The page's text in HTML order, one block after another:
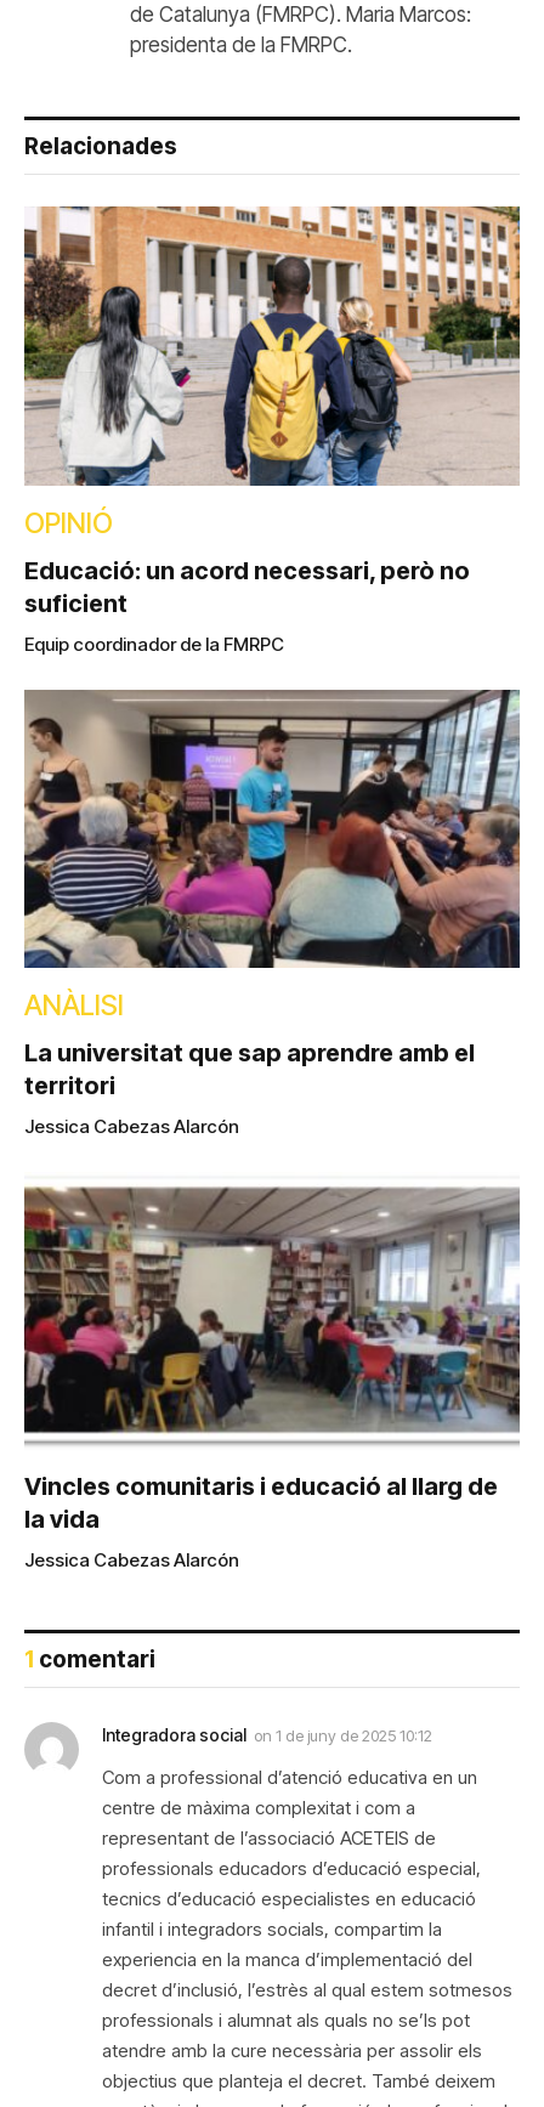
de Catalunya (FMRPC). Maria Marcos:
presidenta de la FMRPC.
Relacionades
OPINIÓ
Educació: un acord necessari, però no
suficient
Equip coordinador de la FMRPC
ANÀLISI
La universitat que sap aprendre amb el
territori
Jessica Cabezas Alarcón
Vincles comunitaris i educació al llarg de
la vida
Jessica Cabezas Alarcón
1 comentari
Integradora social on 1 de juny de 2025 10:12
Com a professional d’atenció educativa en un
centre de màxima complexitat i com a
representant de l’associació ACETEIS de
professionals educadors d’educació especial,
tecnics d’educació especialistes en educació
infantil i integradors socials, compartim la
experiencia en la manca d’implementació del
decret d’inclusió, l’estrès al qual estem sotmesos
professionals i alumnat als quals no se’ls pot
atendre amb la cure necessària per assolir els
objectius que planteja el decret. També deixem